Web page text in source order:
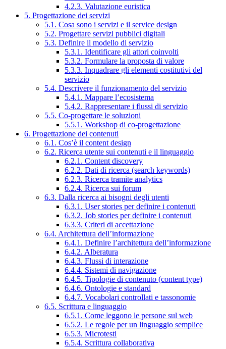
4.2.3. Valutazione euristica
5. Progettazione dei servizi
5.1. Cosa sono i servizi e il service design
5.2. Progettare servizi pubblici digitali
5.3. Definire il modello di servizio
5.3.1. Identificare gli attori coinvolti
5.3.2. Formulare la proposta di valore
5.3.3. Inquadrare gli elementi costitutivi del
servizio
5.4. Descrivere il funzionamento del servizio
5.4.1. Mappare l’ecosistema
5.4.2. Rappresentare i flussi di servizio
5.5. Co-progettare le soluzioni
5.5.1. Workshop di co-progettazione
6. Progettazione dei contenuti
6.1. Cos’è il content design
6.2. Ricerca utente sui contenuti e il linguaggio
6.2.1. Content discovery
6.2.2. Dati di ricerca (search keywords)
6.2.3. Ricerca tramite analytics
6.2.4. Ricerca sui forum
6.3. Dalla ricerca ai bisogni degli utenti
6.3.1. User stories per definire i contenuti
6.3.2. Job stories per definire i contenuti
6.3.3. Criteri di accettazione
6.4. Architettura dell’informazione
6.4.1. Definire l’architettura dell’informazione
6.4.2. Alberatura
6.4.3. Flussi di interazione
6.4.4. Sistemi di navigazione
6.4.5. Tipologie di contenuto (content type)
6.4.6. Ontologie e standard
6.4.7. Vocabolari controllati e tassonomie
6.5. Scrittura e linguaggio
6.5.1. Come leggono le persone sul web
6.5.2. Le regole per un linguaggio semplice
6.5.3. Microtesti
6.5.4. Scrittura collaborativa